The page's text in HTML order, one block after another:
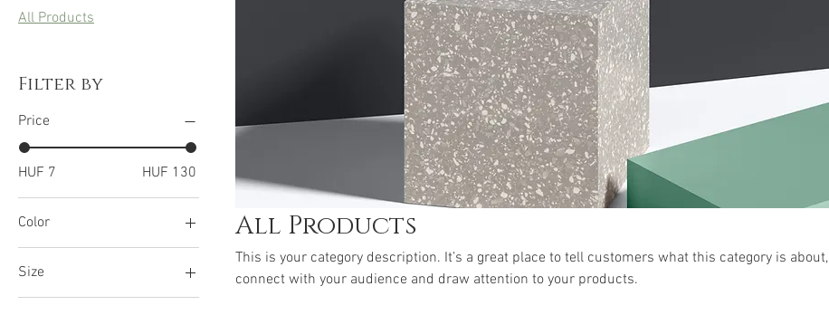
All Products
Filter by
Price
HUF 7 HUF 130
Color
Size
250 ml
All Products
This is your category description. It’s a great place to tell customers what this category is about,
connect with your audience and draw attention to your products.